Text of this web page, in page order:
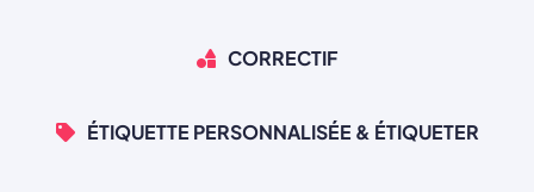
CORRECTIF
ÉTIQUETTE PERSONNALISÉE & ÉTIQUETER